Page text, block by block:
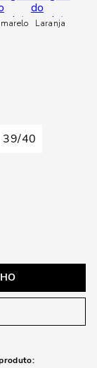
Laranja
39/40